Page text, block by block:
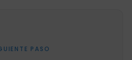
PASO